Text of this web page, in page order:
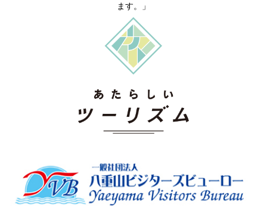
ます。」